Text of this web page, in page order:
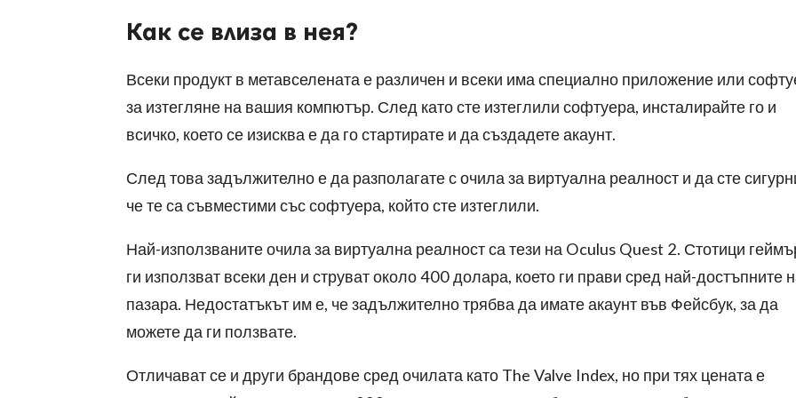
Как се влиза в нея?
Всеки продукт в метавселената е различен и всеки има специално приложение или
за изтегляне на вашия компютър. След като сте изтеглили софтуера, инсталирайте го и
всичко, което се изисква е да го стартирате и да създадете акаунт.
След това задължително е да разполагате с очила за виртуална реалност и да сте
че те са съвместими със софтуера, който сте изтеглили.
Най-използваните очила за виртуална реалност са тези на Oculus Quest 2. Стотици
ги използват всеки ден и струват около 400 долара, което ги прави сред най-достъпните
пазара. Недостатъкът им е, че задължително трябва да имате акаунт във Фейсбук, за да
можете да ги ползвате.
Отличават се и други брандове сред очилата като The Valve Index, но при тях цената е